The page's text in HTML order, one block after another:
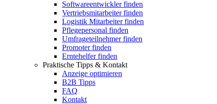
Softwareentwickler finden
Vertriebsmitarbeiter finden
Logistik Mitarbeiter finden
Pflegepersonal finden
Umfrageteilnehmer finden
Promoter finden
Erntehelfer finden
Praktische Tipps & Kontakt
Anzeige optimieren
B2B Tipps
FAQ
Kontakt